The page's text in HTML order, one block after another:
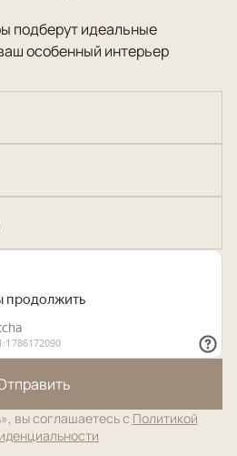
подберут идеальные
особенный интерьер
вы соглашаетесь с Политикой